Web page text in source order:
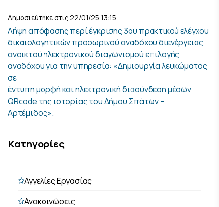
Δημοσιεύτηκε στις 22/01/25 13:15
Λήψη απόφασης περί έγκρισης 3ου πρακτικού ελέγχου
δικαιολογητικών προσωρινού αναδόχου διενέργειας
ανοικτού ηλεκτρονικού διαγωνισμού επιλογής
αναδόχου για την υπηρεσία: «Δημιουργία λευκώματος
σε
έντυπη μορφή και ηλεκτρονική διασύνδεση μέσων
QRcode της ιστορίας του Δήμου Σπάτων –
Αρτέμιδος».
Κατηγορίες
Αγγελίες Εργασίας
Ανακοινώσεις